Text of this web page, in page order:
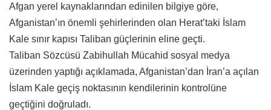
Afgan yerel kaynaklarından edinilen bilgiye göre,
Afganistan’ın önemli şehirlerinden olan Herat’taki İslam
Kale sınır kapısı Taliban güçlerinin eline geçti.
Taliban Sözcüsü Zabihullah Mücahid sosyal medya
üzerinden yaptığı açıklamada, Afganistan’dan İran’a açılan
İslam Kale geçiş noktasının kendilerinin kontrolüne
geçtiğini doğruladı.